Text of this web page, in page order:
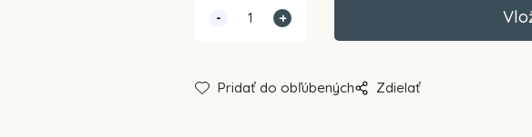
Pridať do obľúbených Zdielať